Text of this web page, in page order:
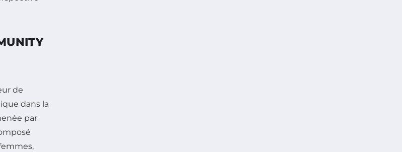
de
dans la
par